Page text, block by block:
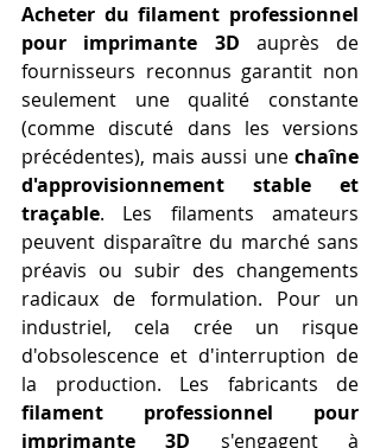
Acheter du filament professionnel
pour imprimante 3D auprès de
fournisseurs reconnus garantit non
seulement une qualité constante
(comme discuté dans les versions
précédentes), mais aussi une chaîne
d'approvisionnement stable et
traçable. Les filaments amateurs
peuvent disparaître du marché sans
préavis ou subir des changements
radicaux de formulation. Pour un
industriel, cela crée un risque
d'obsolescence et d'interruption de
filament professionnel pour
imprimante 3D s'engagent à